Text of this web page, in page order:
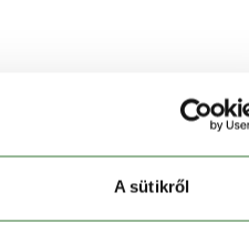
A sütikről